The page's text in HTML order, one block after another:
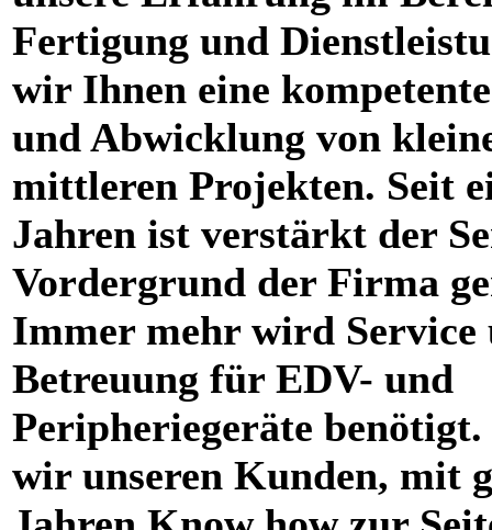
Fertigung und
wir Ihnen eine
und Abwicklung von
mittleren Projekten. Seit
Jahren ist verstärkt der
Vordergrund der Firma
Immer mehr wird Service
Betreuung für EDV- und
Peripheriegeräte
wir unseren Kunden, mit